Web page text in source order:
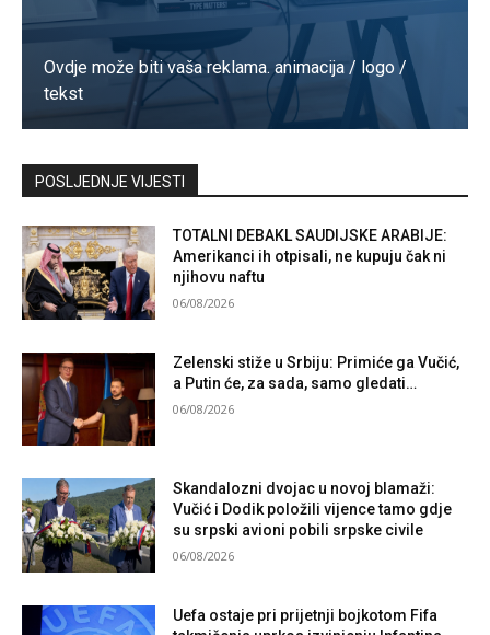
Ovdje može biti vaša reklama. animacija / logo /
tekst
Kontaktirajte nas
POSLJEDNJE VIJESTI
TOTALNI DEBAKL SAUDIJSKE ARABIJE:
Amerikanci ih otpisali, ne kupuju čak ni
njihovu naftu
06/08/2026
Zelenski stiže u Srbiju: Primiće ga Vučić,
a Putin će, za sada, samo gledati…
06/08/2026
Skandalozni dvojac u novoj blamaži:
Vučić i Dodik položili vijence tamo gdje
su srpski avioni pobili srpske civile
06/08/2026
Uefa ostaje pri prijetnji bojkotom Fifa